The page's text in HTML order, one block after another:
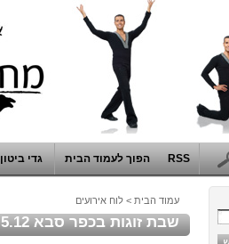
RSS הפוך לעמוד הבית גדי ביטון
עמוד הבית > לוח אירועים
שבת זוגות בכפר סבא 26.5.12